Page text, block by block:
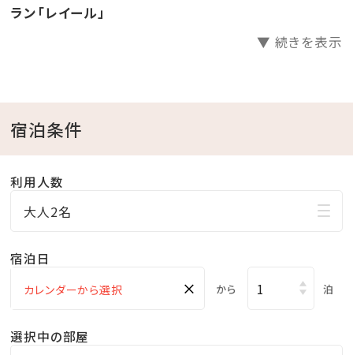
さらにお子様料金20％OFF⇒30％OFF！Σ(゜Д゜ )
✼••┈┈••✼••┈┈••✼••┈┈••✼••┈┈••✼••┈┈••✼
■客室について■
・全室禁煙｜バルコニー付
・奇数フロアに無料製氷機有
★ピエノマジェラート『ダブル』引換券※添い寝対象外
ラン「レイール」
▼ 続きを表示
宿泊条件
利用人数
大人2名
宿泊日
× から 泊
選択中の部屋